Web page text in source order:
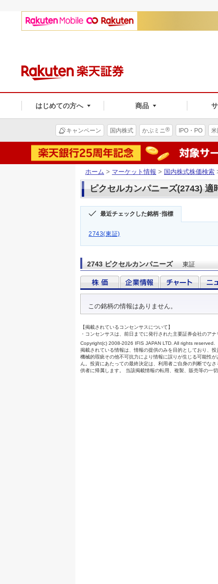
はじめての方へ 商品
キャンペーン 国内株式 かぶミニ® IPO・PO
ホーム > マーケット情報 > 国内株式株価検索
ピクセルカンパニーズ(2743) 適
最近チェックした銘柄･指標
2743(東証)
2743 ピクセルカンパニーズ 東証